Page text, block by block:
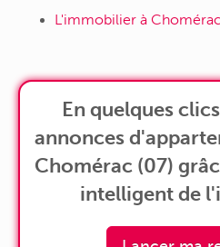
L'immobilier à
En quelques
annonces
Chomérac (07)
intelligent de